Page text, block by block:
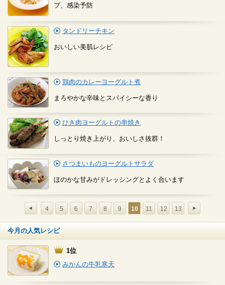
プ、感染予防
タンドリーチキン
おいしい美肌レシピ
鶏肉のカレーヨーグルト煮
まろやかな辛味とスパイシーな香り
ひき肉ヨーグルトの串焼き
しっとり焼き上がり、おいしさ抜群！
さつまいものヨーグルトサラダ
ほのかな甘みがドレッシングとよく合います
4 5 6 7 8 9 10 11 12 13
今月の人気レシピ
1位
みかんの牛乳寒天